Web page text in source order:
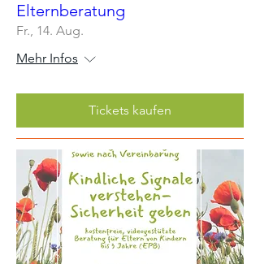
Elternberatung
Fr., 14. Aug.
Mehr Infos
Tickets kaufen